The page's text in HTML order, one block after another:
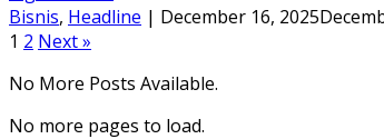
Bisnis, Headline | December 16, 2025
Posts
pagination
1 2 Next »
No More Posts Available.
No more pages to load.